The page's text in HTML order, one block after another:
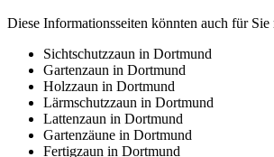
Diese Informationsseiten könnten auch für Sie
Sichtschutzzaun in Dortmund
Gartenzaun in Dortmund
Holzzaun in Dortmund
Lärmschutzzaun in Dortmund
Lattenzaun in Dortmund
Gartenzäune in Dortmund
Fertigzaun in Dortmund